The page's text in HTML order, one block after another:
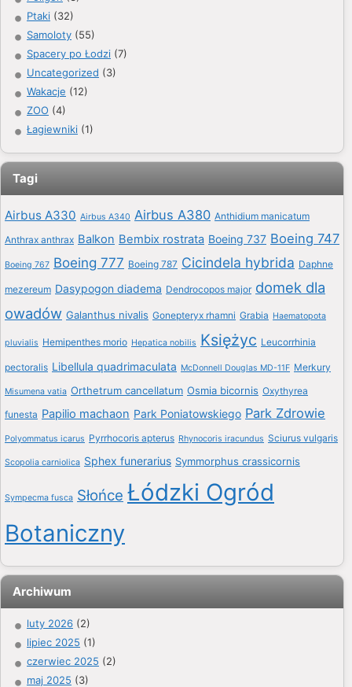
Ptaki (32)
Samoloty (55)
Spacery po Łodzi (7)
Uncategorized (3)
Wakacje (12)
ZOO (4)
Łagiewniki (1)
Tagi
Airbus A330 Airbus A340 Airbus A380 Anthidium manicatum
Anthrax anthrax Balkon Bembix rostrata Boeing 737 Boeing 747
Boeing 767 Boeing 777 Boeing 787 Cicindela hybrida Daphne
mezereum Dasypogon diadema Dendrocopos major domek dla
owadów Galanthus nivalis Gonepteryx rhamni Grabia Haematopota
pluvialis Hemipenthes morio Hepatica nobilis Księżyc Leucorrhinia
pectoralis Libellula quadrimaculata McDonnell Douglas MD-11F Merkury
Misumena vatia Orthetrum cancellatum Osmia bicornis Oxythyrea
funesta Papilio machaon Park Poniatowskiego Park Zdrowie
Polyommatus icarus Pyrrhocoris apterus Rhynocoris iracundus Sciurus vulgaris
Scopolia carniolica Sphex funerarius Symmorphus crassicornis
Sympecma fusca Słońce Łódzki Ogród
Botaniczny
Archiwum
luty 2026 (2)
lipiec 2025 (1)
czerwiec 2025 (2)
maj 2025 (3)